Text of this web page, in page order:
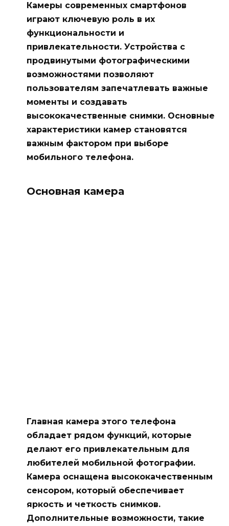
Камеры современных смартфонов
играют ключевую роль в их
функциональности и
привлекательности. Устройства с
продвинутыми фотографическими
возможностями позволяют
пользователям запечатлевать важные
моменты и создавать
высококачественные снимки. Основные
характеристики камер становятся
важным фактором при выборе
мобильного телефона.
Основная камера
Главная камера этого телефона
обладает рядом функций, которые
делают его привлекательным для
любителей мобильной фотографии.
Камера оснащена высококачественным
сенсором, который обеспечивает
яркость и четкость снимков.
Дополнительные возможности, такие